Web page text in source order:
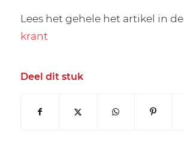
Lees het gehele het artikel in de
krant
Deel dit stuk